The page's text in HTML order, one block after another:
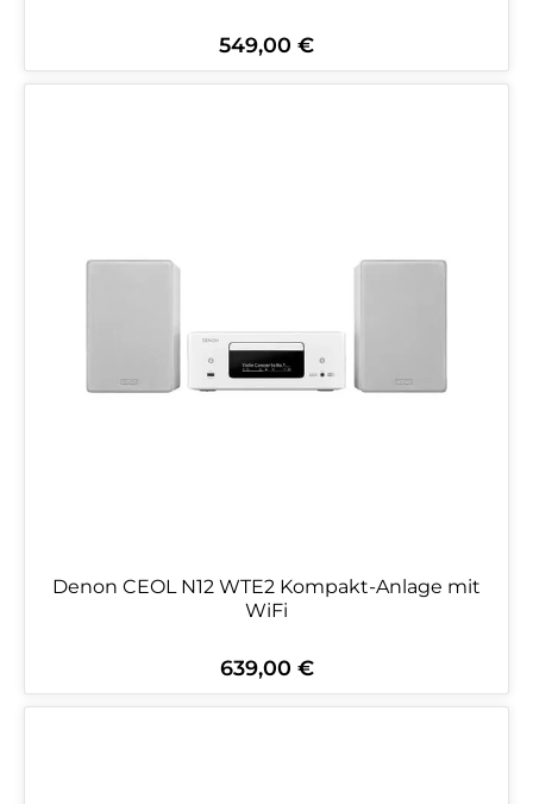
Regulärer Preis:
549,00 €
Denon CEOL N12 WTE2 Kompakt-Anlage mit
WiFi
Regulärer Preis:
639,00 €